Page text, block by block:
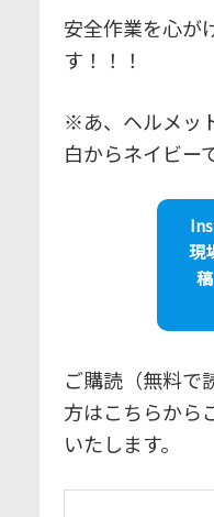
安全作業を心が
す！！！
※あ、ヘルメッ
白からネイビー
現
ご購読（無料で
方はこちらから
いたします。